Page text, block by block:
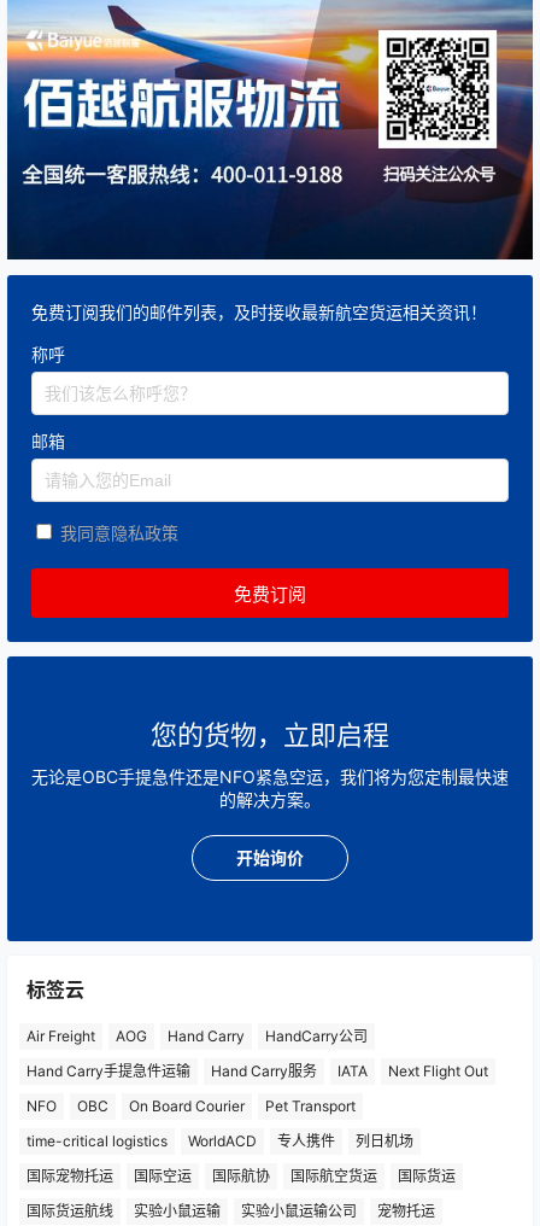
免费订阅我们的邮件列表，及时接收最新航空货运相关资讯！
称呼
邮箱
我同意隐私政策
您的货物，立即启程
无论是OBC手提急件还是NFO紧急空运，我们将为您定制最快速
的解决方案。
开始询价
标签云
Air Freight AOG Hand Carry
HandCarry公司
Hand Carry手提急件运输
Hand Carry服务 IATA
Next Flight Out
NFO
OBC On Board Courier
Pet Transport
time-critical logistics
WorldACD 专人携件
列日机场
国际宠物托运
国际空运 国际航协 国际航空货运
国际货运
国际货运航线
实验小鼠运输 实验小鼠运输公司 宠物托运